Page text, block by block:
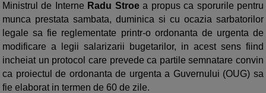
Ministrul de Interne Radu Stroea propus ca sporurile pentru
munca prestata sambata, duminica si cu ocazia sarbatorilor
legale sa fie reglementate printr-o ordonanta de urgenta de
modificare a legii salarizarii bugetarilor, in acest sens fiind
incheiat un protocol care prevede ca partile semnatare convin
ca proiectul de ordonanta de urgenta a Guvernului (OUG) sa
fie elaborat in termen de 60 de zile.